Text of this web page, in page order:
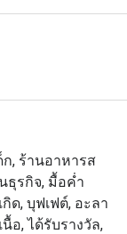
เห็นถึงความ
ราด กรุงเทพฯ
เบื้องหลังความ
วามเชี่ยวชาญ
กว่า 37 ปี เขา
, ร้านอาหารส
ธุรกิจ, มื้อค่ำ
ด, บุฟเฟต์, อะลา
อ, ได้รับรางวัล,